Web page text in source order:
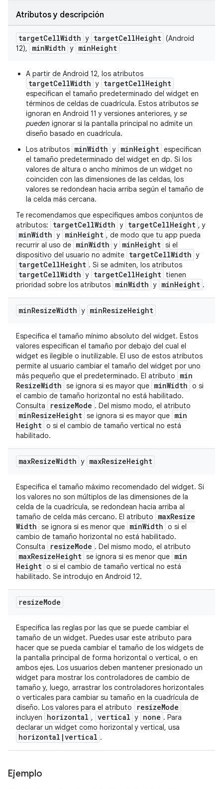
Atributos y descripción
targetCellWidth y targetCellHeight (Android
12),
minWidth y minHeight
A partir de Android 12, los atributos
targetCellWidth y targetCellHeight
especifican el tamaño predeterminado del widget en
términos de celdas de cuadrícula. Estos atributos se
ignoran en Android 11 y versiones anteriores, y se
pueden ignorar si la pantalla principal no admite un
diseño basado en cuadrícula.
Los atributos minWidth y minHeight especifican
el tamaño predeterminado del widget en dp. Si los
valores de altura o ancho mínimos de un widget no
coinciden con las dimensiones de las celdas, los
valores se redondean hacia arriba según el tamaño de
la celda más cercana.
Te recomendamos que especifiques ambos conjuntos de
atributos:
targetCellWidth y targetCellHeight , y
minWidth y minHeight , de modo que tu app pueda
recurrir al uso de minWidth y minHeight si el
dispositivo del usuario no admite targetCellWidth y
targetCellHeight . Si se admiten, los atributos
targetCellWidth y targetCellHeight tienen
prioridad sobre los atributos minWidth y minHeight .
minResizeWidth y minResizeHeight
Especifica el tamaño mínimo absoluto del widget. Estos
valores especifican el tamaño por debajo del cual el
widget es ilegible o inutilizable. El uso de estos atributos
permite al usuario cambiar el tamaño del widget por uno
más pequeño que el predeterminado. El atributo
min
ResizeWidth se ignora si es mayor que minWidth o si
el cambio de tamaño horizontal no está habilitado.
Consulta
resizeMode . Del mismo modo, el atributo
minResizeHeight se ignora si es mayor que min
Height o si el cambio de tamaño vertical no está
habilitado.
maxResizeWidth y maxResizeHeight
Especifica el tamaño máximo recomendado del widget. Si
los valores no son múltiplos de las dimensiones de la
celda de la cuadrícula, se redondean hacia arriba al
tamaño de celda más cercano. El atributo
maxResize
Width se ignora si es menor que minWidth o si el
cambio de tamaño horizontal no está habilitado.
Consulta
resizeMode . Del mismo modo, el atributo
maxResizeHeight se ignora si es menor que min
Height o si el cambio de tamaño vertical no está
habilitado. Se introdujo en Android 12.
resizeMode
Especifica las reglas por las que se puede cambiar el
tamaño de un widget. Puedes usar este atributo para
hacer que se pueda cambiar el tamaño de los widgets de
la pantalla principal de forma horizontal o vertical, o en
ambos ejes. Los usuarios deben mantener presionado un
widget para mostrar los controladores de cambio de
tamaño y, luego, arrastrar los controladores horizontales
o verticales para cambiar su tamaño en la cuadrícula de
diseño. Los valores para el atributo
resizeMode
incluyen horizontal , vertical y none . Para
declarar un widget como horizontal y vertical, usa
horizontal |vertical .
Ejemplo